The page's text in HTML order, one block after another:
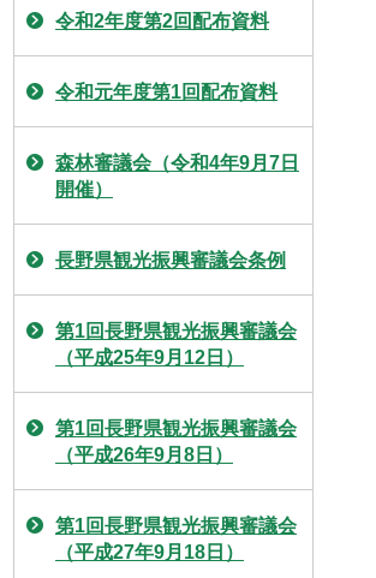
令和2年度第2回配布資料
令和元年度第1回配布資料
森林審議会（令和4年9月7日
開催）
長野県観光振興審議会条例
第1回長野県観光振興審議会
（平成25年9月12日）
第1回長野県観光振興審議会
（平成26年9月8日）
第1回長野県観光振興審議会
（平成27年9月18日）